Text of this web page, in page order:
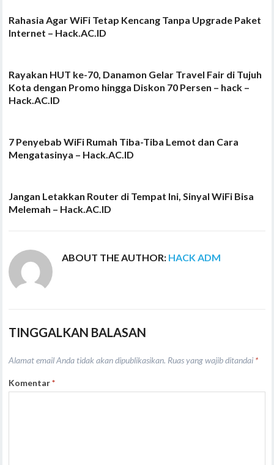
Rahasia Agar WiFi Tetap Kencang Tanpa Upgrade Paket
Internet – Hack.AC.ID
Rayakan HUT ke-70, Danamon Gelar Travel Fair di Tujuh
Kota dengan Promo hingga Diskon 70 Persen – hack –
Hack.AC.ID
7 Penyebab WiFi Rumah Tiba-Tiba Lemot dan Cara
Mengatasinya – Hack.AC.ID
Jangan Letakkan Router di Tempat Ini, Sinyal WiFi Bisa
Melemah – Hack.AC.ID
ABOUT THE AUTHOR: HACK ADM
TINGGALKAN BALASAN
Alamat email Anda tidak akan dipublikasikan. Ruas yang wajib ditandai *
Komentar*